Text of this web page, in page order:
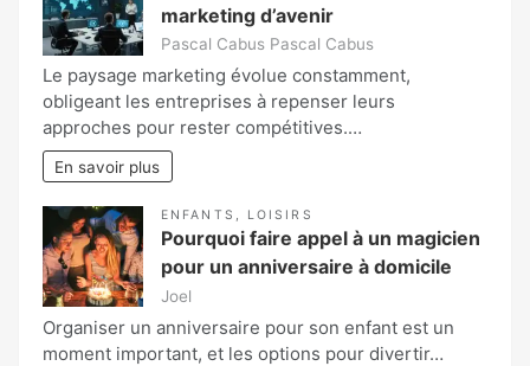
marketing d’avenir
Pascal Cabus Pascal Cabus
Le paysage marketing évolue constamment,
obligeant les entreprises à repenser leurs
approches pour rester compétitives.…
En savoir plus
ENFANTS , LOISIRS
Pourquoi faire appel à un magicien
pour un anniversaire à domicile
Joel
Organiser un anniversaire pour son enfant est un
moment important, et les options pour divertir…